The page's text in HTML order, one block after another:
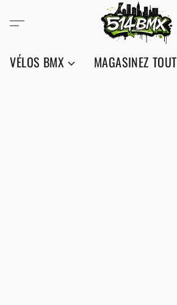
VÉLOS BMX MAGASINEZ TOUT